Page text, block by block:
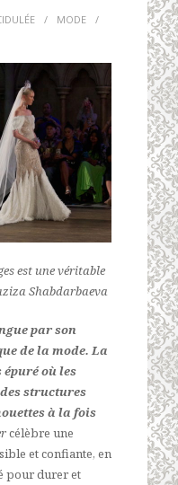
/ MODE
/
est une véritable
Shabdarbaeva
par son
de la mode. La
où les
structures
à la fois
célèbre une
et confiante, en
pour durer et